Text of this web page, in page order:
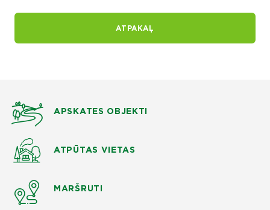
ATPAKAĻ
APSKATES OBJEKTI
ATPŪTAS VIETAS
MARŠRUTI